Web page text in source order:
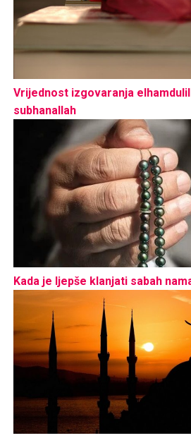
Vrijednost izgovaranja
subhanallah
Kada je ljepše klanjati sabah